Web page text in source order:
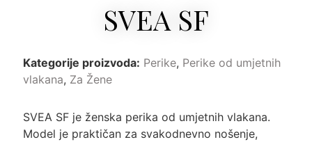
SVEA SF
Kategorije proizvoda: Perike, Perike od umjetnih
vlakana, Za Žene
SVEA SF je ženska perika od umjetnih vlakana.
Model je praktičan za svakodnevno nošenje,